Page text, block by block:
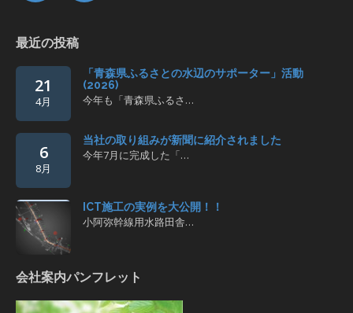
最近の投稿
21
4月
「青森県ふるさとの水辺のサポーター」活動
(2026)
今年も「青森県ふるさ…
6
8月
当社の取り組みが新聞に紹介されました
今年7月に完成した「…
ICT施工の実例を大公開！！
小阿弥幹線用水路田舎…
会社案内パンフレット